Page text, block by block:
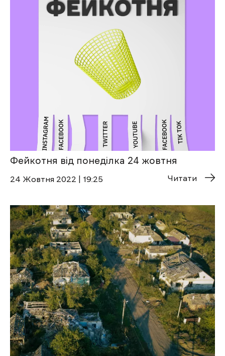
Фейкотня від понеділка 24 жовтня
24 Жовтня 2022 | 19:25 Читати